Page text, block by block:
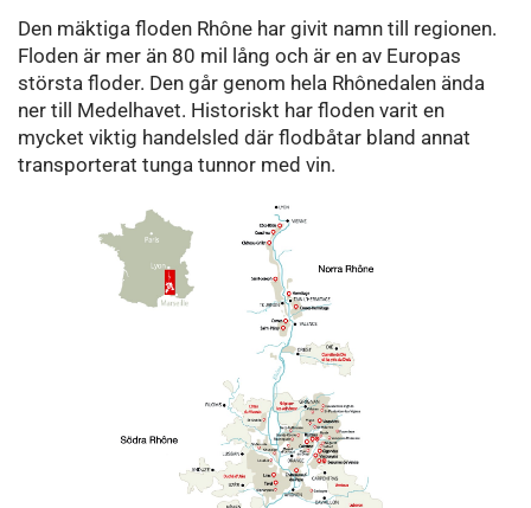
Den mäktiga floden Rhône har givit namn till regionen.
Floden är mer än 80 mil lång och är en av Europas
största floder. Den går genom hela Rhônedalen ända
ner till Medelhavet. Historiskt har floden varit en
mycket viktig handelsled där flodbåtar bland annat
transporterat tunga tunnor med vin.